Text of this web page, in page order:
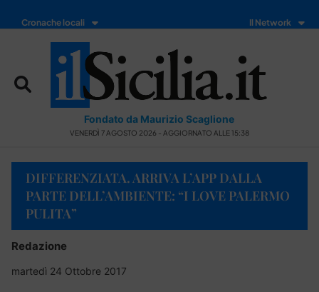
Cronache locali Il Network
Fondato da Maurizio Scaglione
VENERDÌ 7 AGOSTO 2026 - AGGIORNATO ALLE 15:38
DIFFERENZIATA. ARRIVA L’APP DALLA
PARTE DELL’AMBIENTE: “I LOVE PALERMO
PULITA”
Redazione
martedì 24 Ottobre 2017